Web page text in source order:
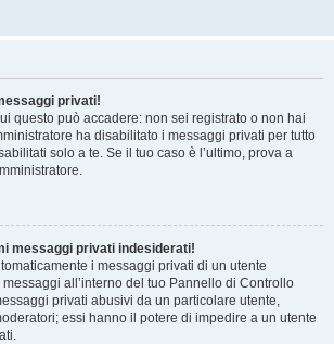
privati!
questo può accadere: non sei registrato o non hai
ha disabilitato i messaggi privati per tutto
solo a te. Se il tuo caso è l’ultimo, prova a
messaggi privati indesiderati!
i messaggi privati ​​di un utente
all’interno del tuo Pannello di Controllo
privati ​​abusivi da un particolare utente,
essi hanno il potere di impedire a un utente